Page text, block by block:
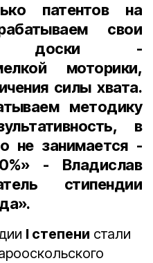
патентов на
свои
доски -
моторики,
силы хвата.
методику
в
не занимается -
- Владислав
стипендии
I степени стали